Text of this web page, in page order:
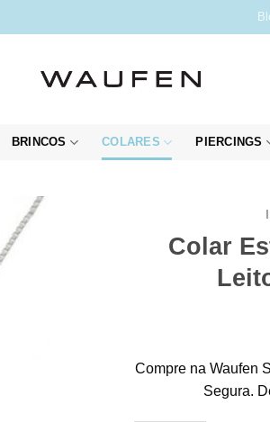
BRINCOS COLARES PIERCINGS
Colar
Compre na Waufen
Segura.